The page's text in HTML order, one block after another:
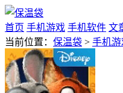
首页 手机游戏 手机软件 文
当前位置： 保温袋 > 手机游